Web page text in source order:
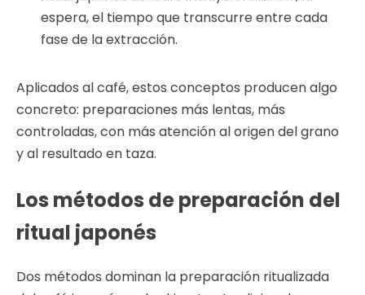
espera, el tiempo que transcurre entre cada
fase de la extracción.
Aplicados al café, estos conceptos producen algo
concreto: preparaciones más lentas, más
controladas, con más atención al origen del grano
y al resultado en taza.
Los métodos de preparación del
ritual japonés
Dos métodos dominan la preparación ritualizada